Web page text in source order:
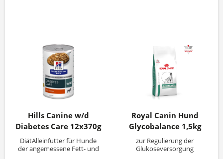
Hills Canine w/d
Diabetes Care 12x370g
DiätAlleinfutter für Hunde
der angemessene Fett- und
Royal Canin Hund
Glycobalance 1,5kg
zur Regulierung der
Glukoseversorgung